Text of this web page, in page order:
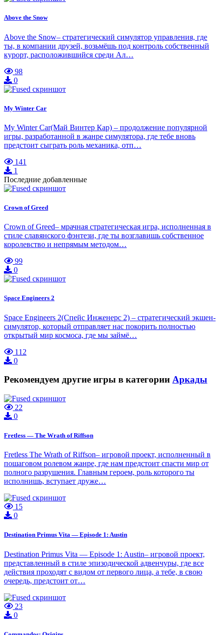
Above the Snow
Above the Snow– стратегический симулятор управления, где
ты, в компании друзей, возьмёшь под контроль собственный
курорт, расположившийся среди Ал…
98
0
My Winter Car
My Winter Car(Май Винтер Кар) – продолжение популярной
игры, разработанной в жанре симулятора, где тебе вновь
предстоит сыграть роль механика, отп…
141
1
Последние добавленные
Crown of Greed
Crown of Greed– мрачная стратегическая игра, исполненная в
стиле славянского фэнтези, где ты возглавишь собственное
королевство и непрямым методом…
99
0
Space Engineers 2
Space Engineers 2(Спейс Инженерс 2) – стратегический экшен-
симулятор, который отправляет нас покорить полностью
открытый мир космоса, где мы займё…
112
0
Рекомендуем другие игры в категории Аркады
22
0
Fretless — The Wrath of Riffson
Fretless The Wrath of Riffson– игровой проект, исполненный в
пошаговом ролевом жанре, где нам предстоит спасти мир от
полного разрушения. Главным героем, роль которого ты
исполнишь, вступает друже…
15
0
Destination Primus Vita — Episode 1: Austin
Destination Primus Vita — Episode 1: Austin– игровой проект,
представленный в стиле эпизодической адвенчуры, где все
действия проходят с видом от первого лица, а тебе, в свою
очередь, предстоит от…
23
0